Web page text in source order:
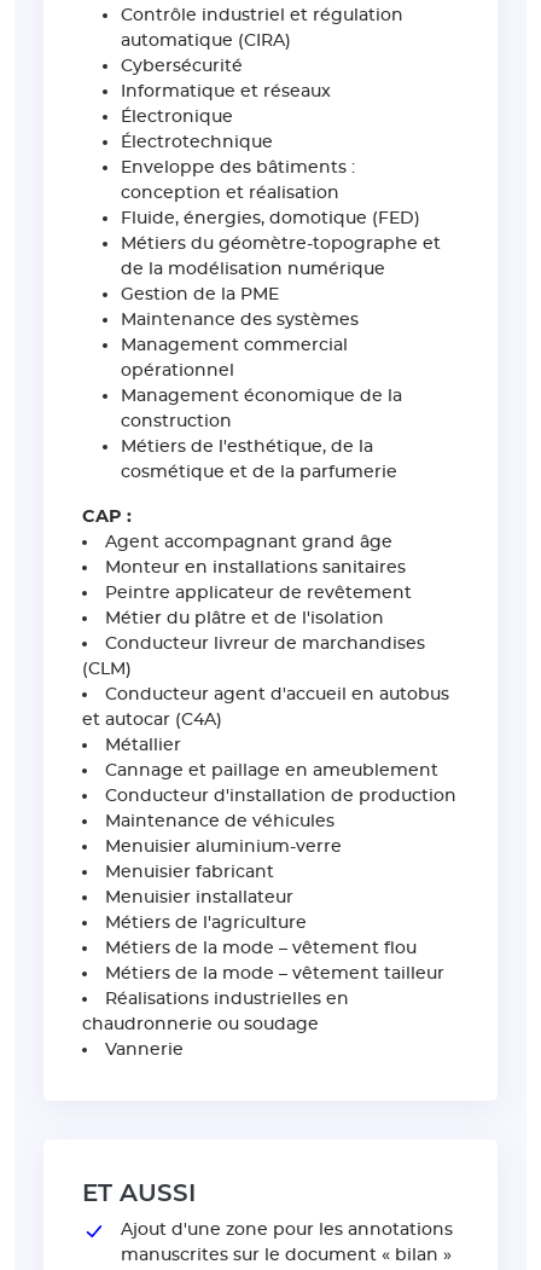
Contrôle industriel et régulation
automatique (CIRA)
Cybersécurité
Informatique et réseaux
Électronique
Électrotechnique
Enveloppe des bâtiments :
conception et réalisation
Fluide, énergies, domotique (FED)
Métiers du géomètre-topographe et
de la modélisation numérique
Gestion de la PME
Maintenance des systèmes
Management commercial
opérationnel
Management économique de la
construction
Métiers de l'esthétique, de la
cosmétique et de la parfumerie
CAP :
Agent accompagnant grand âge
Monteur en installations sanitaires
Peintre applicateur de revêtement
Métier du plâtre et de l'isolation
Conducteur livreur de marchandises
(CLM)
Conducteur agent d'accueil en autobus
et autocar (C4A)
Métallier
Cannage et paillage en ameublement
Conducteur d'installation de production
Maintenance de véhicules
Menuisier aluminium-verre
Menuisier fabricant
Menuisier installateur
Métiers de l'agriculture
Métiers de la mode – vêtement flou
Métiers de la mode – vêtement tailleur
Réalisations industrielles en
chaudronnerie ou soudage
Vannerie
ET AUSSI
Ajout d'une zone pour les annotations
manuscrites sur le document « bilan »